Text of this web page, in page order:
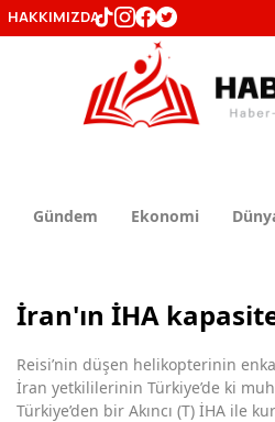
Gündem Ekonomi
İran'ın İHA
Reisi’nin düşen helikopterinin
İran yetkililerinin Türkiye’de ki
Türkiye’den bir Akıncı (T) İHA ile
HAKKIMIZDA